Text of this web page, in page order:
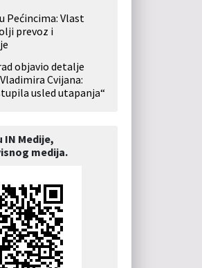
Pećincima: Vlast
prevoz i
objavio detalje
Cvijana:
usled utapanja“
IN Medije,
medija.